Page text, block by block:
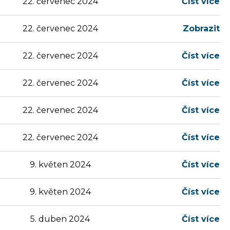
22. červenec 2024 Zobrazit
22. červenec 2024 Číst více
22. červenec 2024 Číst více
22. červenec 2024 Číst více
22. červenec 2024 Číst více
9. květen 2024 Číst více
9. květen 2024 Číst více
5. duben 2024 Číst více